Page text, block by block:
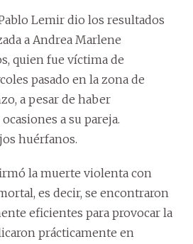
Lemir dio los resultados
a Andrea Marlene
quien fue víctima de
pasado en la zona de
a pesar de haber
a su pareja.
huérfanos.
la muerte violenta con
es decir, se encontraron
eficientes para provocar la
prácticamente en